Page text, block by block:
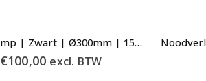
Plafondlamp | Zwart | Ø300mm | 15W | IP65 | TRI-Wh | Noodverlichting
€100,00 excl. BTW